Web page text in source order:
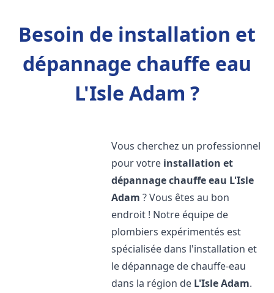
Besoin de installation et
dépannage chauffe eau
L'Isle Adam ?
Vous cherchez un professionnel
pour votre installation et
dépannage chauffe eau L'Isle
Adam ? Vous êtes au bon
endroit ! Notre équipe de
plombiers expérimentés est
spécialisée dans l'installation et
le dépannage de chauffe-eau
dans la région de L'Isle Adam.